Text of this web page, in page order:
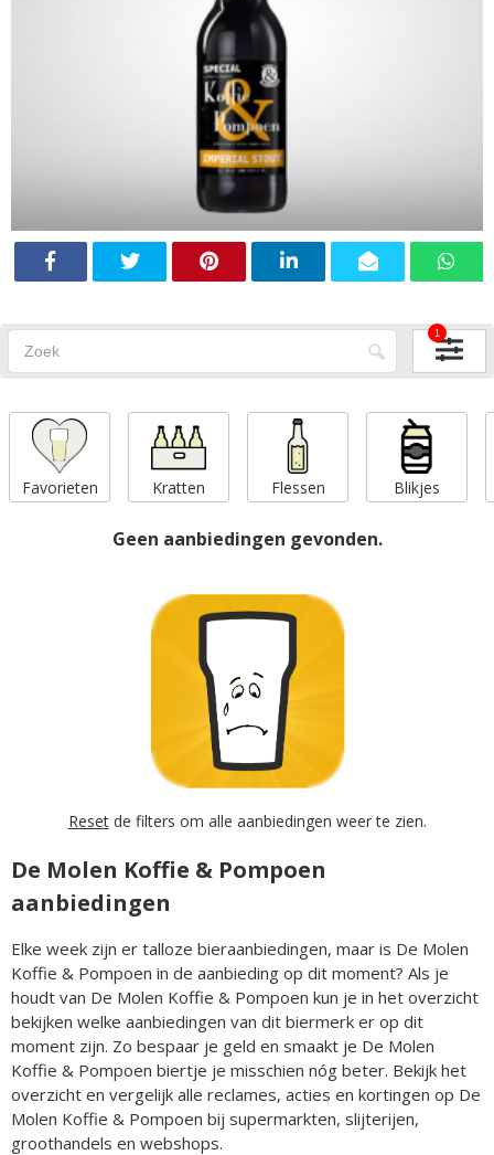
1
Favorieten Kratten Flessen Blikjes
Geen aanbiedingen gevonden.
Resetde filters om alle aanbiedingen weer te zien.
De Molen Koffie & Pompoen
aanbiedingen
Elke week zijn er talloze bieraanbiedingen, maar is De Molen
Koffie & Pompoen in de aanbieding op dit moment? Als je
houdt van De Molen Koffie & Pompoen kun je in het overzicht
bekijken welke aanbiedingen van dit biermerk er op dit
moment zijn. Zo bespaar je geld en smaakt je De Molen
Koffie & Pompoen biertje je misschien nóg beter. Bekijk het
overzicht en vergelijk alle reclames, acties en kortingen op De
Molen Koffie & Pompoen bij supermarkten, slijterijen,
groothandels en webshops.